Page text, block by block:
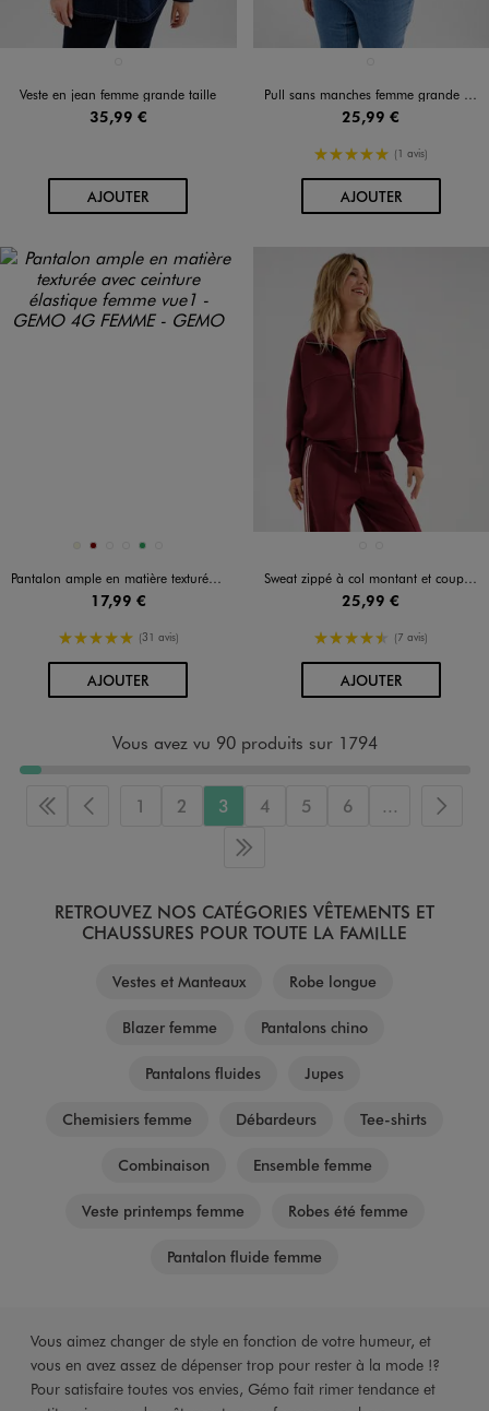
Veste en jean femme grande taille
35,99 €
AJOUTERAU PANIER
Pull sans manches femme grande taille
25,99 €
5/5 de moyenne
(1 avis)
AJOUTERAU PANIER
Disponible en 6 coloris
BEIGEBORDEAUXNOIR STANDARD
ROSE STANDARD
VERT
Pantalon ample en matière texturée avec ceinture élastique femme
17,99 €
5/5 de moyenne
(31 avis)
AJOUTERAU PANIER
Sweat zippé à col montant et coupe loose femme
25,99 €
4.5/5 de moyenne
(7 avis)
AJOUTERAU PANIER
Vous avez vu 90 produits sur 1794
Première page
Page précédente
1 2 3 4 5 6 ...
Page
Dernière page
RETROUVEZ NOS CATÉGORIES VÊTEMENTS ET
CHAUSSURES POUR TOUTE LA FAMILLE
Vestes et Manteaux Robe longue
Blazer femme Pantalons chino
Pantalons fluides Jupes
Chemisiers femme Débardeurs Tee-shirts
Combinaison Ensemble femme
Veste printemps femme Robes été femme
Pantalon fluide femme
Vous aimez changer de style en fonction de votre humeur, et
vous en avez assez de dépenser trop pour rester à la mode !?
Pour satisfaire toutes vos envies, Gémo fait rimer tendance et